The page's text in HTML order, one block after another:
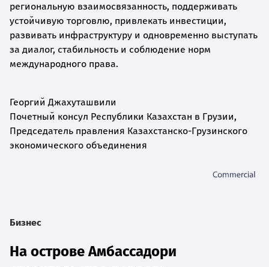
региональную взаимосвязанность, поддерживать
устойчивую торговлю, привлекать инвестиции,
развивать инфраструктуру и одновременно выступать
за диалог, стабильность и соблюдение норм
международного права.
Георгий Джахуташвили
Почетный консул Республики Казахстан в Грузии,
Председатель правления Казахстанско-Грузинского
экономического объединения
Бизнес
На острове Амбассадори